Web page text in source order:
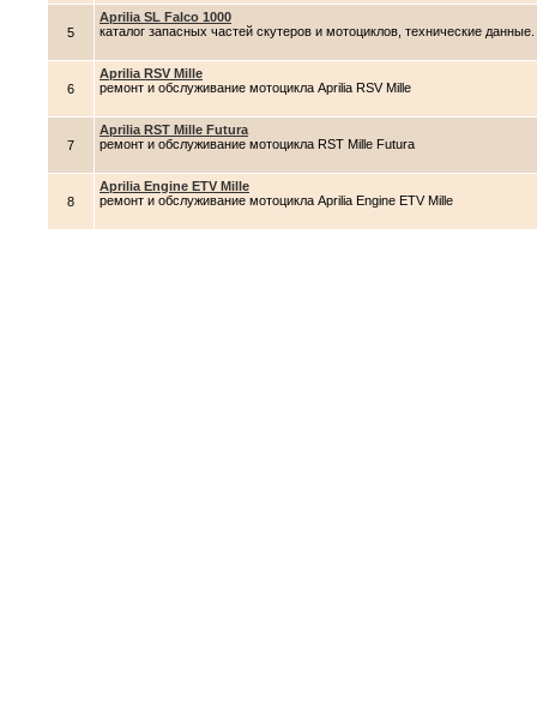
5
Aprilia SL Falco 1000
каталог запасных частей скутеров и мотоциклов, технические данные.
6
Aprilia RSV Mille
ремонт и обслуживание мотоцикла Aprilia RSV Mille
7
Aprilia RST Mille Futura
ремонт и обслуживание мотоцикла RST Mille Futura
8
Aprilia Engine ETV Mille
ремонт и обслуживание мотоцикла Aprilia Engine ETV Mille